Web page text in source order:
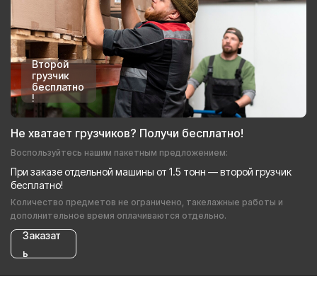
Второй
грузчик
бесплатно
!
Не хватает грузчиков? Получи бесплатно!
Воспользуйтесь нашим пакетным предложением:
При заказе отдельной машины от 1.5 тонн — второй грузчик
бесплатно!
Количество предметов не ограничено, такелажные работы и
дополнительное время оплачиваются отдельно.
Заказат
ь